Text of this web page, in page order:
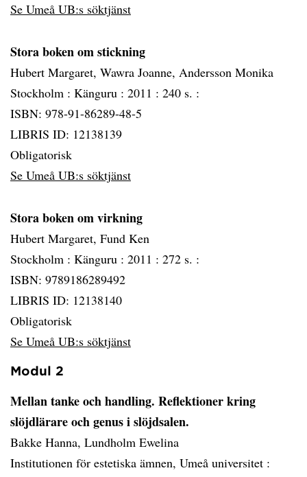
Se Umeå UB:s söktjänst
Stora boken om stickning
Hubert Margaret, Wawra Joanne, Andersson Monika
Stockholm : Känguru : 2011 : 240 s. :
ISBN: 978-91-86289-48-5
LIBRIS ID: 12138139
Obligatorisk
Se Umeå UB:s söktjänst
Stora boken om virkning
Hubert Margaret, Fund Ken
Stockholm : Känguru : 2011 : 272 s. :
ISBN: 9789186289492
LIBRIS ID: 12138140
Obligatorisk
Se Umeå UB:s söktjänst
Modul 2
Mellan tanke och handling. Reflektioner kring
slöjdlärare och genus i slöjdsalen.
Bakke Hanna, Lundholm Ewelina
Institutionen för estetiska ämnen, Umeå universitet :